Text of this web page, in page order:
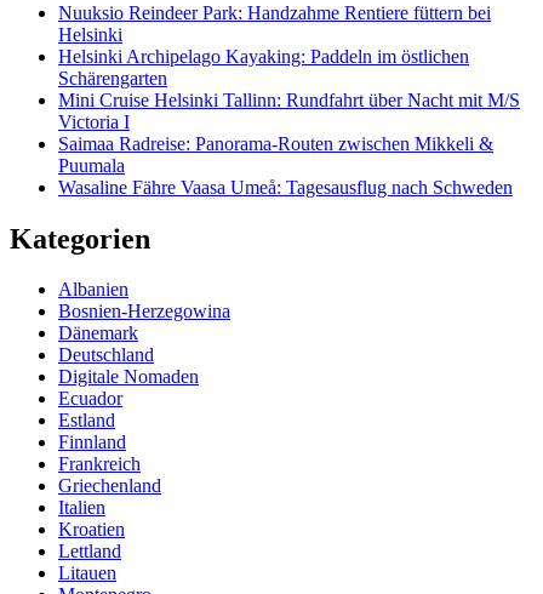
Nuuksio Reindeer Park: Handzahme Rentiere füttern bei
Helsinki
Helsinki Archipelago Kayaking: Paddeln im östlichen
Schärengarten
Mini Cruise Helsinki Tallinn: Rundfahrt über Nacht mit M/S
Victoria I
Saimaa Radreise: Panorama-Routen zwischen Mikkeli &
Puumala
Wasaline Fähre Vaasa Umeå: Tagesausflug nach Schweden
Kategorien
Albanien
Bosnien-Herzegowina
Dänemark
Deutschland
Digitale Nomaden
Ecuador
Estland
Finnland
Frankreich
Griechenland
Italien
Kroatien
Lettland
Litauen